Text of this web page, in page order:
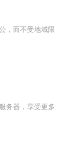
，而不受地域限
务器，享受更多